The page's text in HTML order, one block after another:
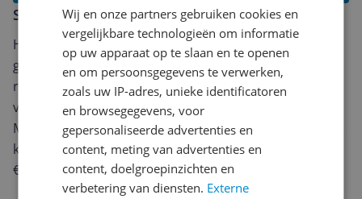
Schrijf een review
Heb jij dit product in bezit en wil je graag je mening
geven? Start dan hieronder met het schrijven van je
review. Afhankelijk van de details duurt het schrijven
van een review gemiddeld tussen de 3 en 10 minuten.
Met jouw mening help je andere bezoekers een betere
keuze te maken én maak je iedere maand kans op
€250,-!
Klik hier voor de actievoorwaarden.
Wij en onze partners gebruiken cookies en
vergelijkbare technologieën om informatie
op uw apparaat op te slaan en te openen
en om persoonsgegevens te verwerken,
zoals uw IP-adres, unieke identificatoren
en browsegegevens, voor
gepersonaliseerde advertenties en
content, meting van advertenties en
content, doelgroepinzichten en
verbetering van diensten. Externe